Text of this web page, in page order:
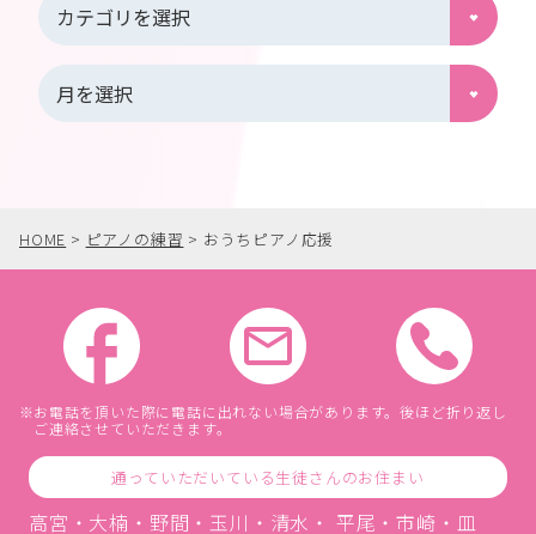
HOME > ピアノの練習 > おうちピアノ応援
お電話を頂いた際に電話に出れない場合があります。後ほど折り返し
ご連絡させていただきます。
通っていただいている生徒さんのお住まい
高宮・大楠・野間・玉川・清水・ 平尾・市崎・皿